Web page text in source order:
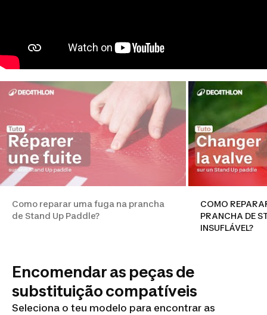
Como reparar uma fuga na prancha
de Stand Up Paddle?
COMO
PRANCHA DE
INSUFLÁVEL?
Encomendar as peças de
substituição compatíveis
Seleciona o teu modelo para encontrar as